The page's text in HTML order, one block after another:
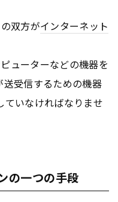
双方がインターネット
ューターなどの機器を
受信するための機器
ていなければなりませ
の一つの手段